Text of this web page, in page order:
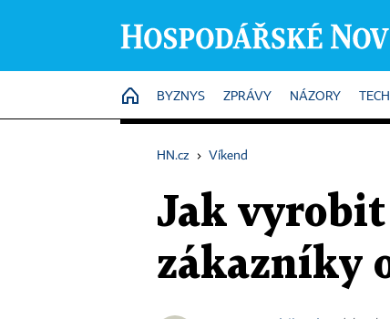
HOME
BYZNYS ZPRÁVY NÁZORY TECH
HN.cz › Víkend
Jak vyrobit
zákazníky